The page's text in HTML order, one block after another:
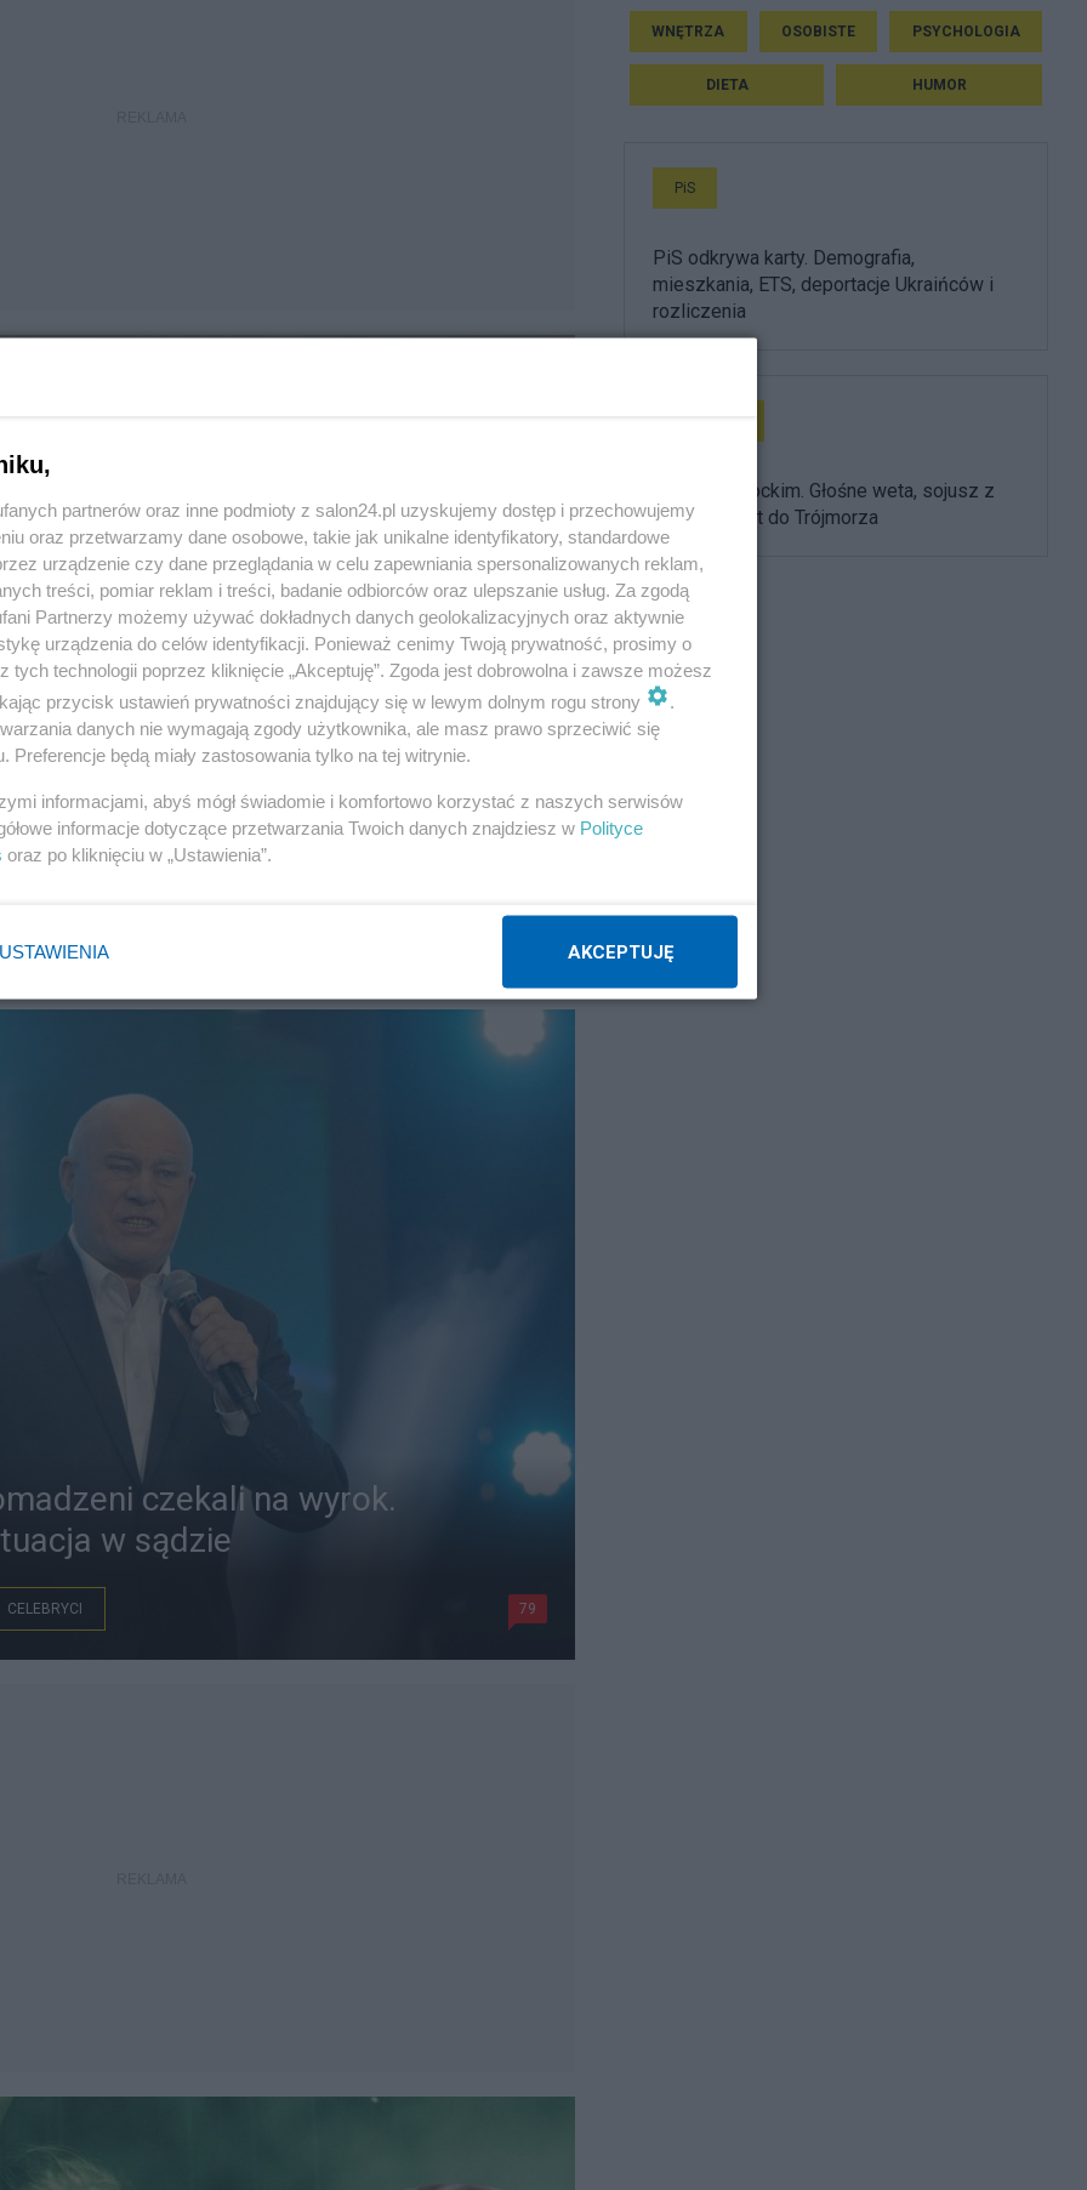
na celowniku oszustów. Skolim
czekali na wyrok.
w sądzie
CELEBRYCI 79
WNĘTRZA OSOBISTE PSYCHOLOGIA
DIETA HUMOR
PiS
PiS odkrywa karty. Demografia,
mieszkania, ETS, deportacje Ukraińców i
rozliczenia
Rok z Nawrockim. Głośne weta, sojusz z
USA i powrót do Trójmorza
partnerów oraz inne podmioty z salon24.pl uzyskujemy dostęp i przechowujemy
oraz przetwarzamy dane osobowe, takie jak unikalne identyfikatory, standardowe
urządzenie czy dane przeglądania w celu zapewniania spersonalizowanych reklam,
treści, pomiar reklam i treści, badanie odbiorców oraz ulepszanie usług. Za zgodą
Partnerzy możemy używać dokładnych danych geolokalizacyjnych oraz aktywnie
urządzenia do celów identyfikacji. Ponieważ cenimy Twoją prywatność, prosimy o
tych technologii poprzez kliknięcie „Akceptuję”. Zgoda jest dobrowolna i zawsze możesz
przycisk ustawień prywatności znajdujący się w lewym dolnym rogu strony
.
danych nie wymagają zgody użytkownika, ale masz prawo sprzeciwić się
Preferencje będą miały zastosowania tylko na tej witrynie.
informacjami, abyś mógł świadomie i komfortowo korzystać z naszych serwisów
informacje dotyczące przetwarzania Twoich danych znajdziesz w Polityce
oraz po kliknięciu w „Ustawienia”.
USTAWIENIA AKCEPTUJĘ